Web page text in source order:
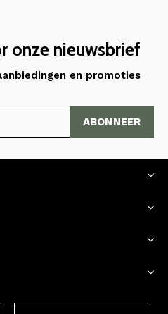
onze nieuwsbrief
en promoties
ABONNEER